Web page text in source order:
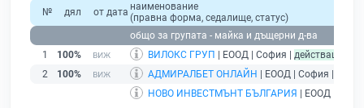
№ дял от дата наименование
(правна форма, седалище, статус)
общо за групата - майка и дъщерни д-ва
1
100% ВИЛОКС ГРУП | ЕООД | София | действащ
2
100% АДМИРАЛБЕТ ОНЛАЙН | ЕООД | София |
НОВО ИНВЕСТМЪНТ БЪЛГАРИЯ
| ЕООД |